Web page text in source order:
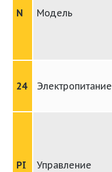
N Модель
24 Электропитание
PI Управление